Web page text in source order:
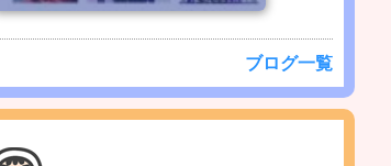
ブログ一覧